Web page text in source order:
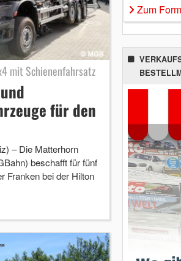
mit Schienenfahrsatz
für den
– Die Matterhorn
beschafft für fünf
Franken bei der Hilton
Zum